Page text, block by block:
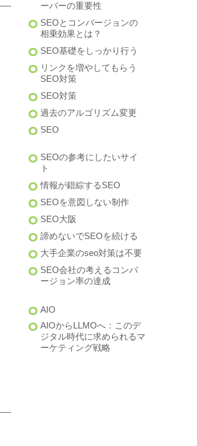
ーバーの重要性
SEOとコンバージョンの
相乗効果とは？
SEO基礎をしっかり行う
リンクを増やしてもらう
SEO対策
SEO対策
過去のアルゴリズム変更
SEO
SEOの参考にしたいサイ
ト
情報が錯綜するSEO
SEOを意図しない制作
SEO大阪
諦めないでSEOを続ける
大手企業のseo対策は不要
SEO会社の考えるコンバ
ージョン率の達成
AIO
AIOからLLMOへ：このデ
ジタル時代に求められるマ
ーケティング戦略